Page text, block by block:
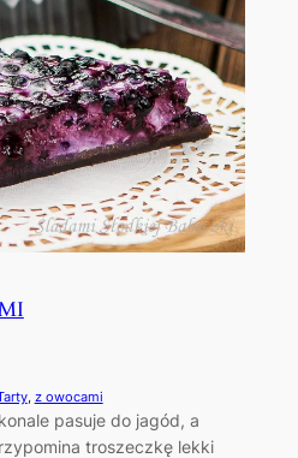
, z owocami
pasuje do jagód, a
troszeczkę lekki